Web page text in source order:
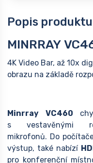
Popis produktu
MINRRAY
4K Video Bar, až 10x
obrazu na základě
Minrray VC460
s vestavěnými
mikrofonů. Do
výstup, také nabízí
pro konferenční